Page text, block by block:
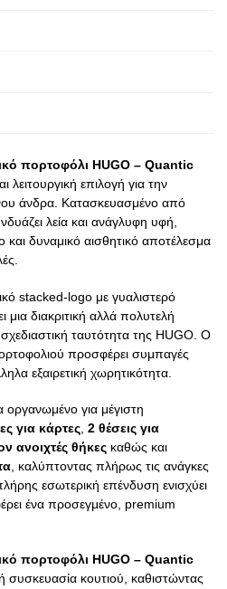
πορτοφόλι HUGO – Quantic
λειτουργική επιλογή για την
άνδρα. Κατασκευασμένο από
λεία και ανάγλυφη υφή,
δυναμικό αισθητικό αποτέλεσμα
stacked-logo με γυαλιστερό
διακριτική αλλά πολυτελή
ταυτότητα της HUGO . Ο
προσφέρει συμπαγές
εξαιρετική χωρητικότητα.
οργανωμένο για μέγιστη
για κάρτες 2 θέσεις για
ανοιχτές θήκες καθώς και
, καλύπτοντας πλήρως τις ανάγκες
εσωτερική επένδυση ενισχύει
ένα προσεγμένο, premium
πορτοφόλι HUGO – Quantic
συσκευασία κουτιού, καθιστώντας